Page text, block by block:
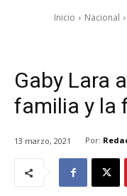
Inicio Nacional
Gaby Lara
familia y la
13 marzo, 2021 Por: